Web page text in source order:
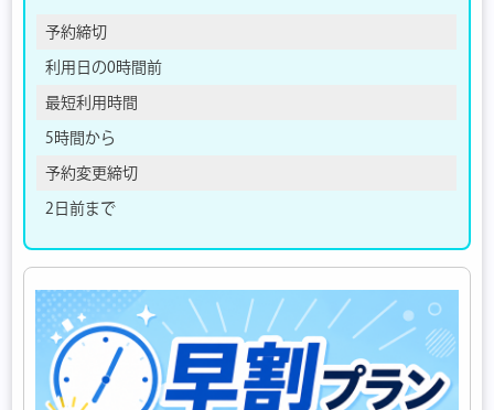
予約締切
利用日の0時間前
最短利用時間
5時間から
予約変更締切
2日前まで